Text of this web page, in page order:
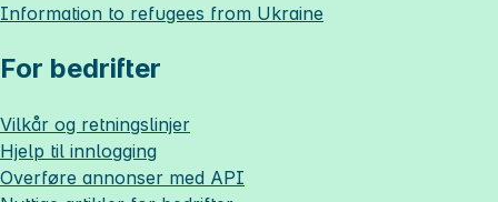
Information to refugees from Ukraine
For bedrifter
Vilkår og retningslinjer
Hjelp til innlogging
Overføre annonser med API